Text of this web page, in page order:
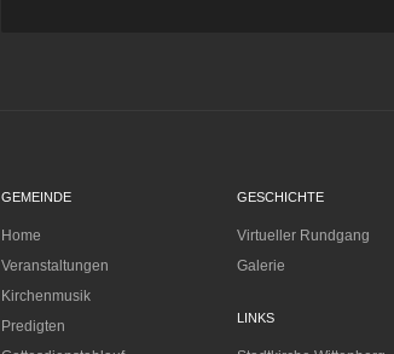
GEMEINDE
Home
Veranstaltungen
Kirchenmusik
Predigten
GESCHICHTE
Virtueller Rundgang
Galerie
LINKS